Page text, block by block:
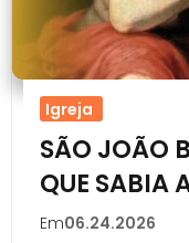
Igreja
SÃO JOÃO
QUE SABIA
Em06.24.2026